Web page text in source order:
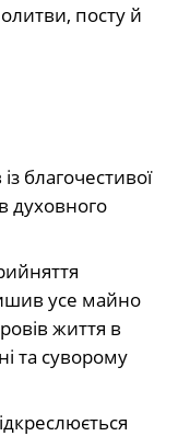
посту й
благочестивої
духовного
усе майно
життя в
та суворому